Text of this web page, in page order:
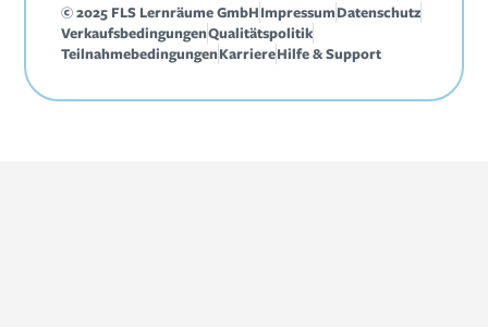
© 2025 FLS Lernräume GmbHImpressumDatenschutz
VerkaufsbedingungenQualitätspolitik
TeilnahmebedingungenKarriereHilfe & Support